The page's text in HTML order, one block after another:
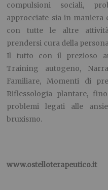
compulsioni sociali,
approcciate sia in maniera
con tutte le altre
prendersi cura della
Il tutto con il prezioso
Training autogeno,
Familiare, Momenti di
Riflessologia plantare,
problemi legati alle
bruxismo.
www.ostelloterapeutico.it